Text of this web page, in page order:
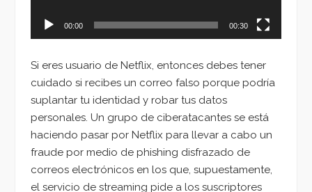
00:00 00:30
Si eres usuario de Netflix, entonces debes tener
cuidado si recibes un correo falso porque podría
suplantar tu identidad y robar tus datos
personales. Un grupo de ciberatacantes se está
haciendo pasar por Netflix para llevar a cabo un
fraude por medio de phishing disfrazado de
correos electrónicos en los que, supuestamente,
el servicio de streaming pide a los suscriptores